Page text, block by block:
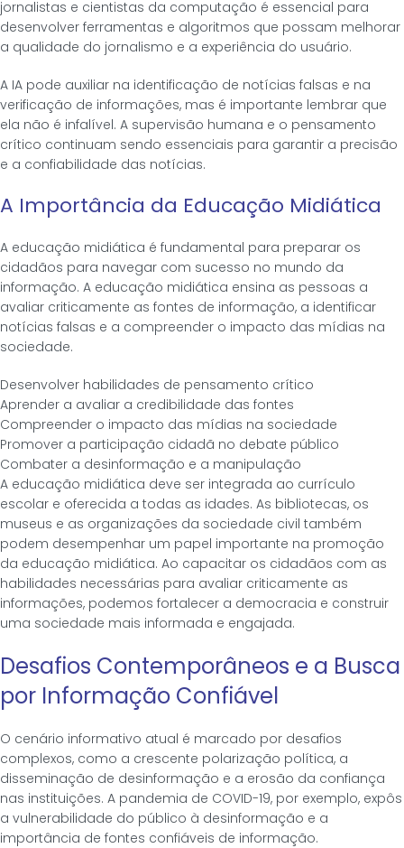
jornalistas e cientistas da computação é essencial para
desenvolver ferramentas e algoritmos que possam melhorar
a qualidade do jornalismo e a experiência do usuário.
A IA pode auxiliar na identificação de notícias falsas e na
verificação de informações, mas é importante lembrar que
ela não é infalível. A supervisão humana e o pensamento
crítico continuam sendo essenciais para garantir a precisão
e a confiabilidade das notícias.
A Importância da Educação Midiática
A educação midiática é fundamental para preparar os
cidadãos para navegar com sucesso no mundo da
informação. A educação midiática ensina as pessoas a
avaliar criticamente as fontes de informação, a identificar
notícias falsas e a compreender o impacto das mídias na
sociedade.
Desenvolver habilidades de pensamento crítico
Aprender a avaliar a credibilidade das fontes
Compreender o impacto das mídias na sociedade
Promover a participação cidadã no debate público
Combater a desinformação e a manipulação
A educação midiática deve ser integrada ao currículo
escolar e oferecida a todas as idades. As bibliotecas, os
museus e as organizações da sociedade civil também
podem desempenhar um papel importante na promoção
da educação midiática. Ao capacitar os cidadãos com as
habilidades necessárias para avaliar criticamente as
informações, podemos fortalecer a democracia e construir
uma sociedade mais informada e engajada.
Desafios Contemporâneos e a Busca
por Informação Confiável
O cenário informativo atual é marcado por desafios
complexos, como a crescente polarização política, a
disseminação de desinformação e a erosão da confiança
nas instituições. A pandemia de COVID-19, por exemplo, expôs
a vulnerabilidade do público à desinformação e a
importância de fontes confiáveis de informação.